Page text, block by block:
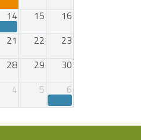
14 15
16
21 22
23
28 29
30
4 5 6